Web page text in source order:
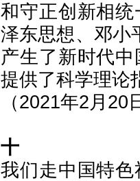
和守正创新相
泽东思想、邓小
产生了新时代
提供了科学理论
（2021年2月
十
我们走中国特